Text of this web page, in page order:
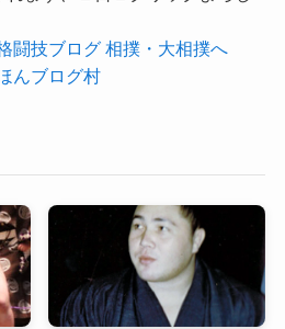
んブログ村